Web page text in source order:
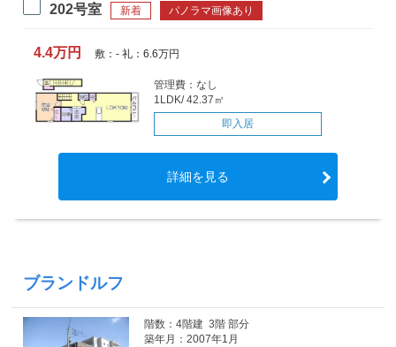
202号室 新着 パノラマ画像あり
4.4万円 敷：- 礼：6.6万円
管理費：なし
1LDK/ 42.37㎡
即入居
詳細を見る
ブランドルフ
階数：4階建 3階 部分
築年月：2007年1月